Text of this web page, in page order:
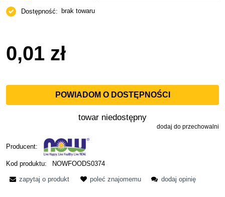
Dostępność: brak towaru
0,01 zł
POWIADOM O DOSTĘPNOŚCI
towar niedostępny
dodaj do przechowalni
Producent:
Kod produktu: NOWFOODS0374
zapytaj o produkt poleć znajomemu dodaj opinię